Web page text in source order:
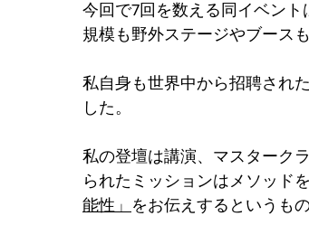
今回で7回を数える同イベン
規模も野外ステージやブース
私自身も世界中から招聘され
した。
私の登壇は講演、マスターク
られたミッションはメソッド
能性」 をお伝えするというもの